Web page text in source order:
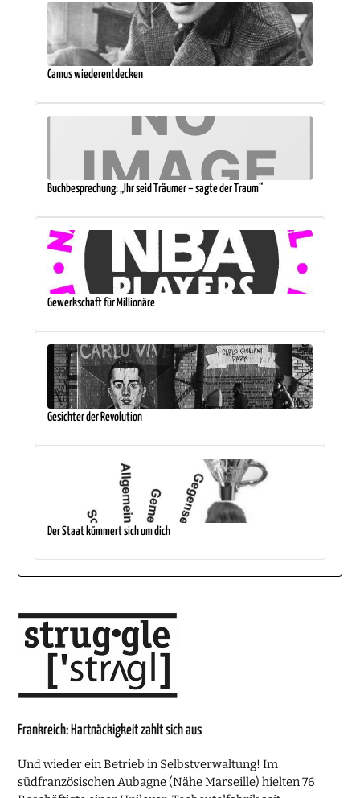
Camus wiederentdecken
Buchbesprechung: „Ihr seid Träumer – sagte der Traum“
Gewerkschaft für Millionäre
Gesichter der Revolution
Der Staat kümmert sich um dich
Frankreich: Hartnäckigkeit zahlt sich aus
Und wieder ein Betrieb in Selbstverwaltung! Im
südfranzösischen Aubagne (Nähe Marseille) hielten 76